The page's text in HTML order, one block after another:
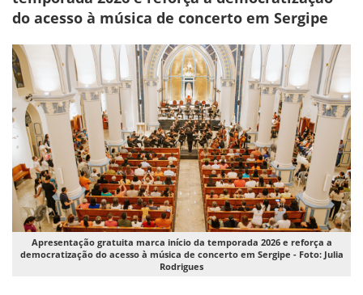
do acesso à música de concerto em Sergipe
Apresentação gratuita marca início da temporada 2026 e reforça a
democratização do acesso à música de concerto em Sergipe - Foto: Julia
Rodrigues